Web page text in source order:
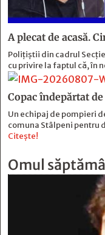
A plecat de acasă.
Polițiștii din cadrul
cu privire la faptul că, în
Copac îndepărtat
Un echipaj de pompieri
comuna Stâlpeni pentru
Citește!
Omul